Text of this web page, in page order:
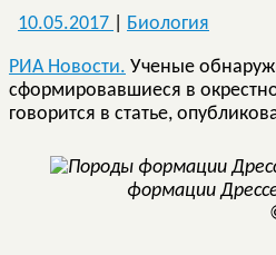
10.05.2017 Биология
РИА Новости. Ученые
сформировавшиеся в
говорится в статье,
формации